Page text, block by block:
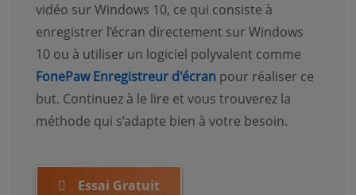
vidéo sur Windows 10, ce qui consiste à
enregistrer l’écran directement sur Windows
10 ou à utiliser un logiciel polyvalent comme
FonePaw Enregistreur d'écran pour réaliser ce
but. Continuez à le lire et vous trouverez la
méthode qui s’adapte bien à votre besoin.
Essai Gratuit